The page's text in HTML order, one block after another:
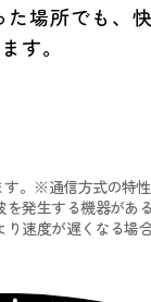
場所でも、
す。
。※通信方式の特
発生する機器が
速度が遅くなる場